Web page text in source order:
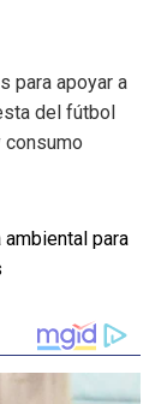
para apoyar a
del fútbol
consumo